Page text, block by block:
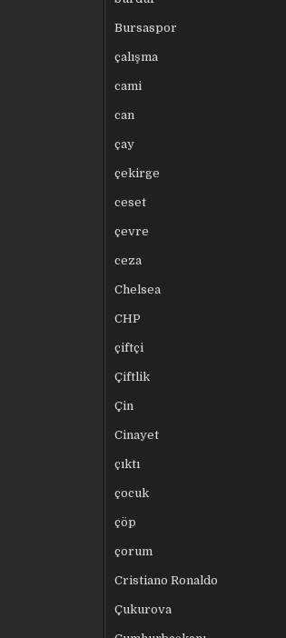
Bursaspor
çalışma
cami
can
çay
çekirge
ceset
çevre
ceza
Chelsea
CHP
çiftçi
Çiftlik
Çin
Cinayet
çıktı
çocuk
çöp
çorum
Cristiano Ronaldo
Çukurova